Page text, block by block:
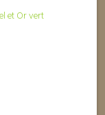
et Or vert